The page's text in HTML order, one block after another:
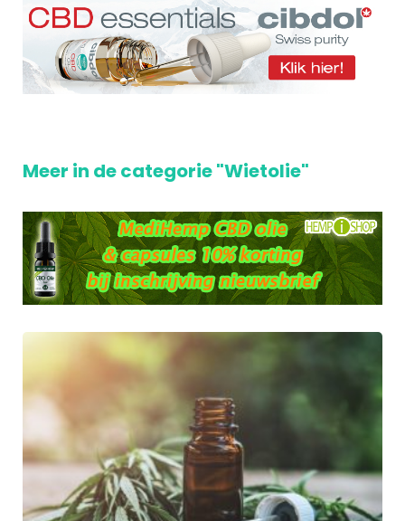
Meer in de categorie "Wietolie"